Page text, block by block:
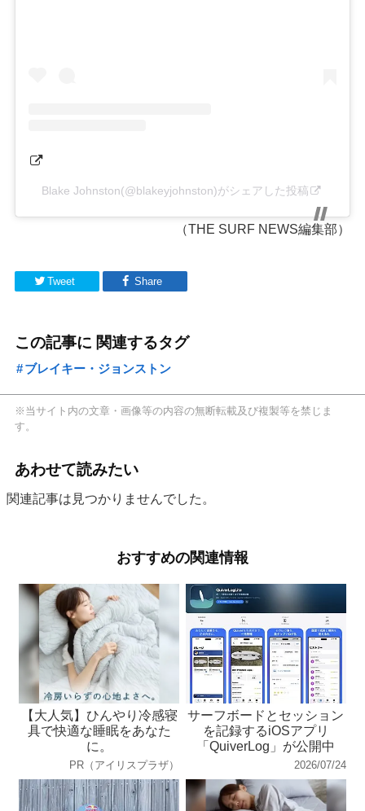
Blake Johnston(@blakeyjohnston)がシェアした投稿
（THE SURF NEWS編集部）
Tweet Share
この記事に 関連するタグ
ブレイキー・ジョンストン
※当サイト内の文章・画像等の内容の無断転載及び複製等を禁じま
す。
あわせて読みたい
関連記事は見つかりませんでした。
おすすめの関連情報
【大人気】ひんやり冷感寝
具で快適な睡眠をあなた
に。
PR（アイリスプラザ）
サーフボードとセッション
を記録するiOSアプリ
「QuiverLog」が公開中
2026/07/24